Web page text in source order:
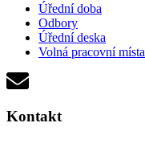
Úřední doba
Odbory
Úřední deska
Volná pracovní místa
Kontakt